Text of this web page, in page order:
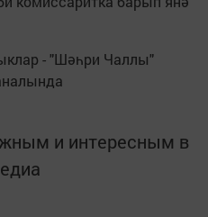
- "Шәһри Чаллы"
и интересным в